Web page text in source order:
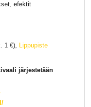
efektit
1 €),
Lippupiste
järjestetään